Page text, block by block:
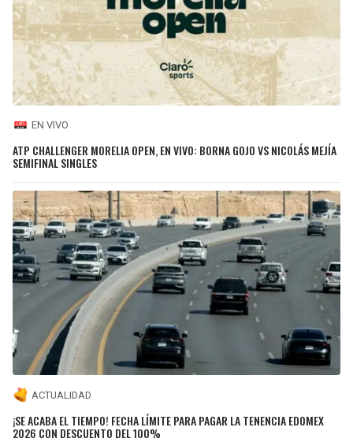
EN VIVO
ATP CHALLENGER MORELIA OPEN, EN VIVO: BORNA GOJO VS NICOLÁS MEJÍA
SEMIFINAL SINGLES
ACTUALIDAD
¡SE ACABA EL TIEMPO! FECHA LÍMITE PARA PAGAR LA TENENCIA EDOMEX
2026 CON DESCUENTO DEL 100%